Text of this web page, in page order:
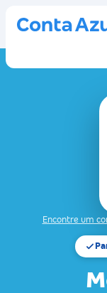
Encontre um